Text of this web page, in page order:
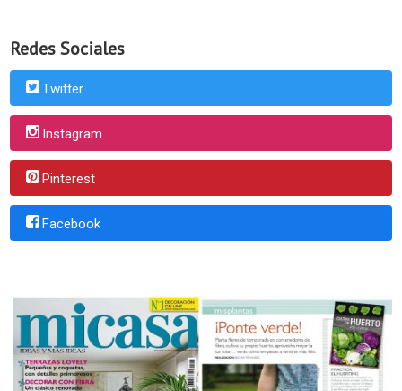
Redes Sociales
Twitter
Instagram
Pinterest
Facebook